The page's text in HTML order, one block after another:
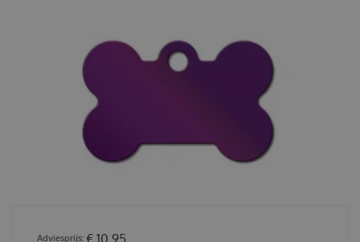
€ 10,95